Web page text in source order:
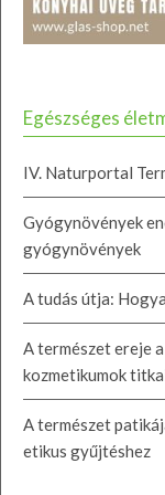
Egészséges
IV. Naturportal
Gyógynövények
gyógynövények
A tudás útja:
A természet ereje
kozmetikumok
A természet
etikus gyűjtéshez